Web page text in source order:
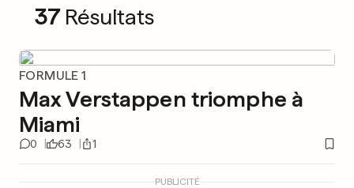
37 Résultats
FORMULE 1
Max Verstappen triomphe à
Miami
0 63 1
PUBLICITÉ